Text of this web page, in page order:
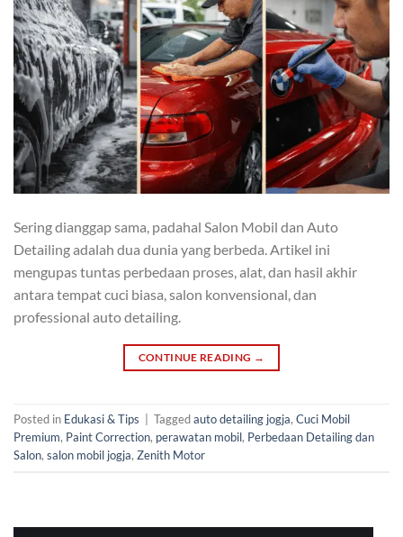
Sering dianggap sama, padahal Salon Mobil dan Auto
Detailing adalah dua dunia yang berbeda. Artikel ini
mengupas tuntas perbedaan proses, alat, dan hasil akhir
antara tempat cuci biasa, salon konvensional, dan
professional auto detailing.
CONTINUE READING →
Posted in Edukasi & Tips Taggedauto detailing jogja, Cuci Mobil
Premium, Paint Correction, perawatan mobil, Perbedaan Detailing dan
Salon, salon mobil jogja, Zenith Motor